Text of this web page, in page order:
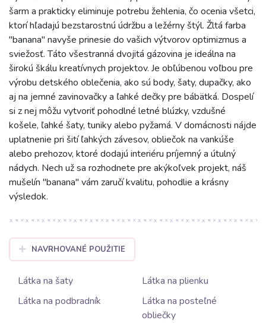
šarm a prakticky eliminuje potrebu žehlenia, čo ocenia všetci,
ktorí hľadajú bezstarostnú údržbu a ležérny štýl. Žltá farba
"banana" navyše prinesie do vašich výtvorov optimizmus a
sviežosť. Táto všestranná dvojitá gázovina je ideálna na
širokú škálu kreatívnych projektov. Je obľúbenou voľbou pre
výrobu detského oblečenia, ako sú body, šaty, dupačky, ako
aj na jemné zavinovačky a ľahké dečky pre bábätká. Dospelí
si z nej môžu vytvoriť pohodlné letné blúzky, vzdušné
košele, ľahké šaty, tuniky alebo pyžamá. V domácnosti nájde
uplatnenie pri šití ľahkých závesov, obliečok na vankúše
alebo prehozov, ktoré dodajú interiéru príjemný a útulný
nádych. Nech už sa rozhodnete pre akýkoľvek projekt, náš
mušelín "banana" vám zaručí kvalitu, pohodlie a krásny
výsledok.
NAVRHOVANÉ POUŽITIE
Látka na šaty
Látka na plienku
Látka na podbradník
Látka na posteľné
obliečky